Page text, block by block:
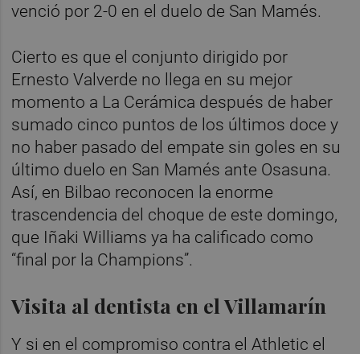
venció por 2-0 en el duelo de San Mamés.
Cierto es que el conjunto dirigido por
Ernesto Valverde no llega en su mejor
momento a La Cerámica después de haber
sumado cinco puntos de los últimos doce y
no haber pasado del empate sin goles en su
último duelo en San Mamés ante Osasuna.
Así, en Bilbao reconocen la enorme
trascendencia del choque de este domingo,
que Iñaki Williams ya ha calificado como
“final por la Champions”.
Visita al dentista en el Villamarín
Y si en el compromiso contra el Athletic el